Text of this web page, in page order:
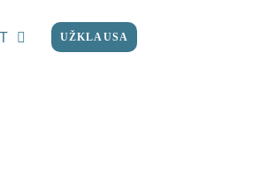
UŽKLAUSA